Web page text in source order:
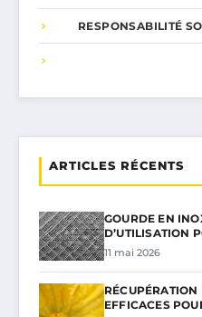
RESPONSABILITÉ
ARTICLES RÉCENTS
GOURDE EN
D’UTILISATION
11 mai 2026
RÉCUPÉRATION
EFFICACES